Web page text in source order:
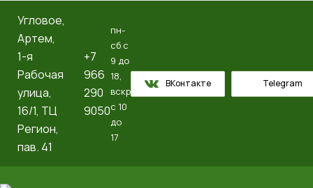
Угловое,
Артем, ​
1-я
Рабочая
улица,
16/1, ТЦ
Регион,
пав. 41
+7
966
290
9050
пн-
сб с
9 до
18,
вскр
с 10
до
17
ВКонтакте Telegram